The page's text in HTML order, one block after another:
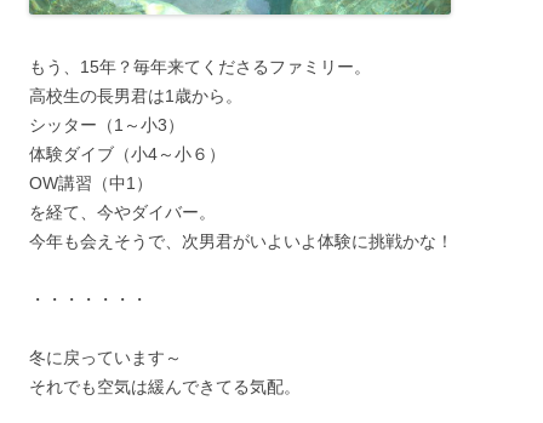
もう、15年？毎年来てくださるファミリー。
高校生の長男君は1歳から。
シッター（1～小3）
体験ダイブ（小4～小６）
OW講習（中1）
を経て、今やダイバー。
今年も会えそうで、次男君がいよいよ体験に挑戦かな！
・・・・・・・
冬に戻っています～
それでも空気は緩んできてる気配。